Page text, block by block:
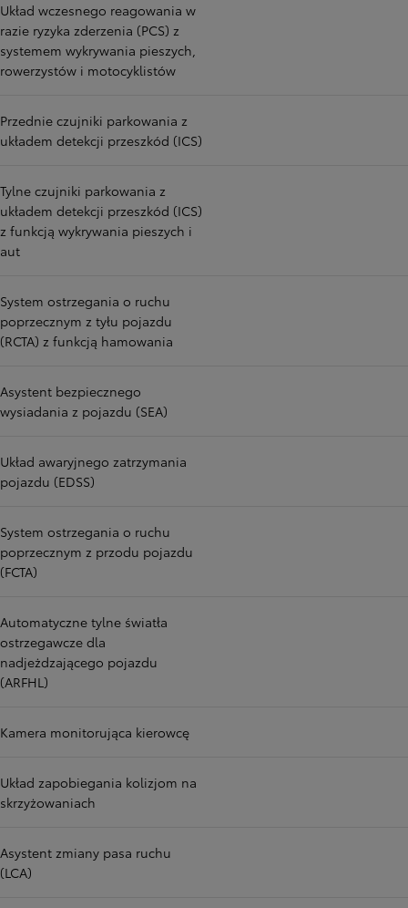
Układ wczesnego reagowania w
razie ryzyka zderzenia (PCS) z
systemem wykrywania pieszych,
rowerzystów i motocyklistów
Przednie czujniki parkowania z
układem detekcji przeszkód (ICS)
Tylne czujniki parkowania z
układem detekcji przeszkód (ICS)
z funkcją wykrywania pieszych i
aut
System ostrzegania o ruchu
poprzecznym z tyłu pojazdu
(RCTA) z funkcją hamowania
Asystent bezpiecznego
wysiadania z pojazdu (SEA)
Układ awaryjnego zatrzymania
pojazdu (EDSS)
System ostrzegania o ruchu
poprzecznym z przodu pojazdu
(FCTA)
Automatyczne tylne światła
ostrzegawcze dla
nadjeżdzającego pojazdu
(ARFHL)
Kamera monitorująca kierowcę
Układ zapobiegania kolizjom na
skrzyżowaniach
Asystent zmiany pasa ruchu
(LCA)